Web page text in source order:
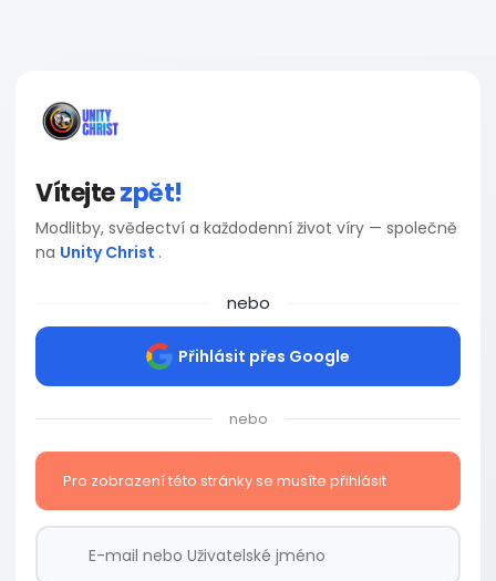
Vítejtezpět!
Modlitby, svědectví a každodenní život víry — společně
na Unity Christ .
nebo
Přihlásit přes Google
nebo
Pro zobrazení této stránky se musíte přihlásit